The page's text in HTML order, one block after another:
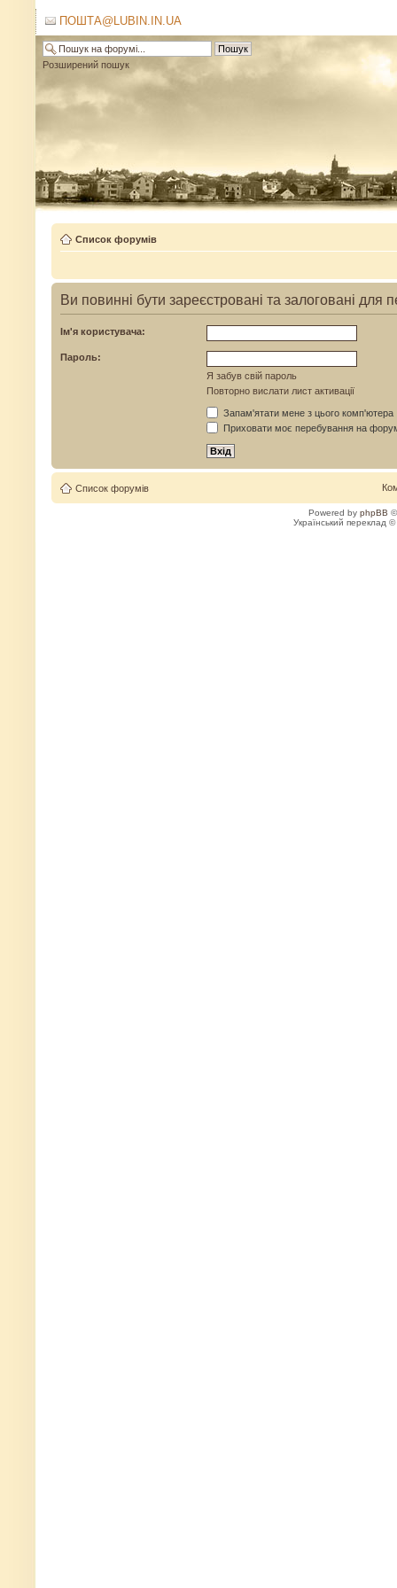
ПОШТА@LUBIN.IN.UA
Розширений пошук
Список форумів
Ви повинні бути зареєстровані та залоговані для
Ім'я користувача:
Пароль:
Я забув свій пароль
Повторно вислати лист активації
Запам'ятати мене з цього комп'ютера
Приховати моє перебування на
Список форумів
Powered by phpBB
Український переклад